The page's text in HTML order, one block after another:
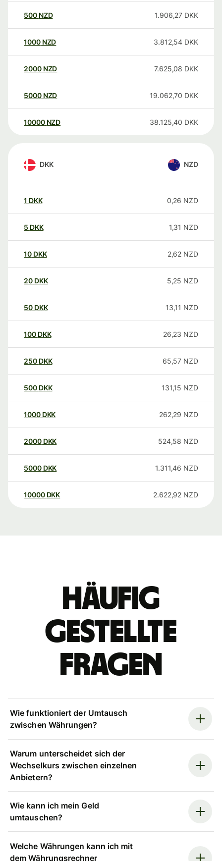
500 NZD 1.906,27 DKK
1000 NZD 3.812,54 DKK
2000 NZD 7.625,08 DKK
5000 NZD 19.062,70 DKK
10000 NZD 38.125,40 DKK
DKK NZD
1 DKK 0,26 NZD
5 DKK 1,31 NZD
10 DKK 2,62 NZD
20 DKK 5,25 NZD
50 DKK 13,11 NZD
100 DKK 26,23 NZD
250 DKK 65,57 NZD
500 DKK 131,15 NZD
1000 DKK 262,29 NZD
2000 DKK 524,58 NZD
5000 DKK 1.311,46 NZD
10000 DKK 2.622,92 NZD
Häufig
gestellte
Fragen
Wie funktioniert der Umtausch
zwischen Währungen?
Warum unterscheidet sich der
Wechselkurs zwischen einzelnen
Anbietern?
Wie kann ich mein Geld
umtauschen?
Welche Währungen kann ich mit
dem Währungsrechner